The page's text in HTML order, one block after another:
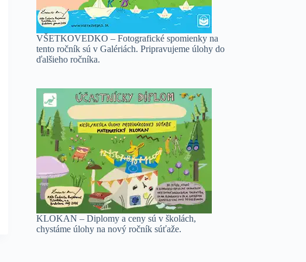
VŠETKOVEDKO – Fotografické spomienky na
tento ročník sú v Galériách. Pripravujeme úlohy do
ďalšieho ročníka.
KLOKAN – Diplomy a ceny sú v školách,
chystáme úlohy na nový ročník súťaže.